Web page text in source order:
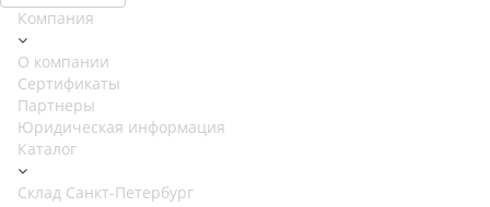
Компания
О компании
Сертификаты
Партнеры
Юридическая информация
Каталог
Cклад Санкт-Петербург